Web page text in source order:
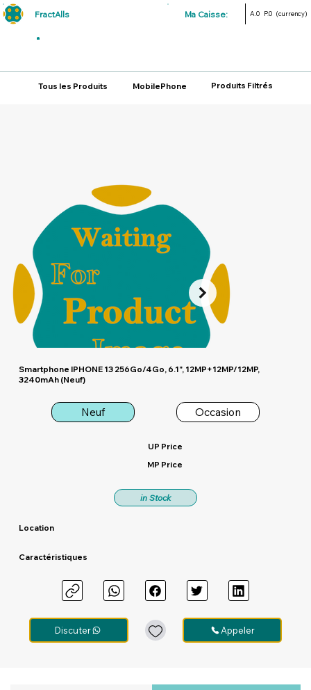
FractAlls Ma Caisse: A.0 P.0 (currency)
Tous les Produits MobilePhone Produits Filtrés
Smartphone IPHONE 13 256Go/4Go, 6.1", 12MP+12MP/12MP,
3240mAh (Neuf)
Neuf Occasion
UP Price
MP Price
in Stock
Location
Caractéristiques
Discuter Appeler